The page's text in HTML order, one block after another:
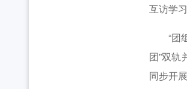
互访学
“团组
团”双
同步开